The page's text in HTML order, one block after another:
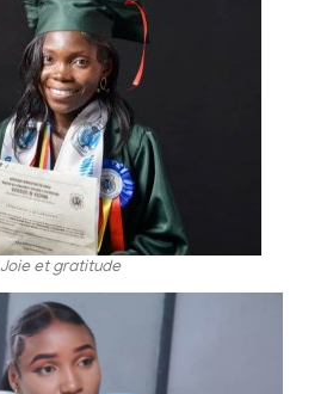
Joie et gratitude